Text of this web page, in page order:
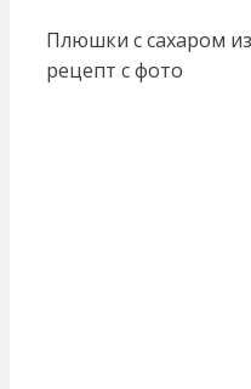
Плюшки с сахаром
рецепт с фото